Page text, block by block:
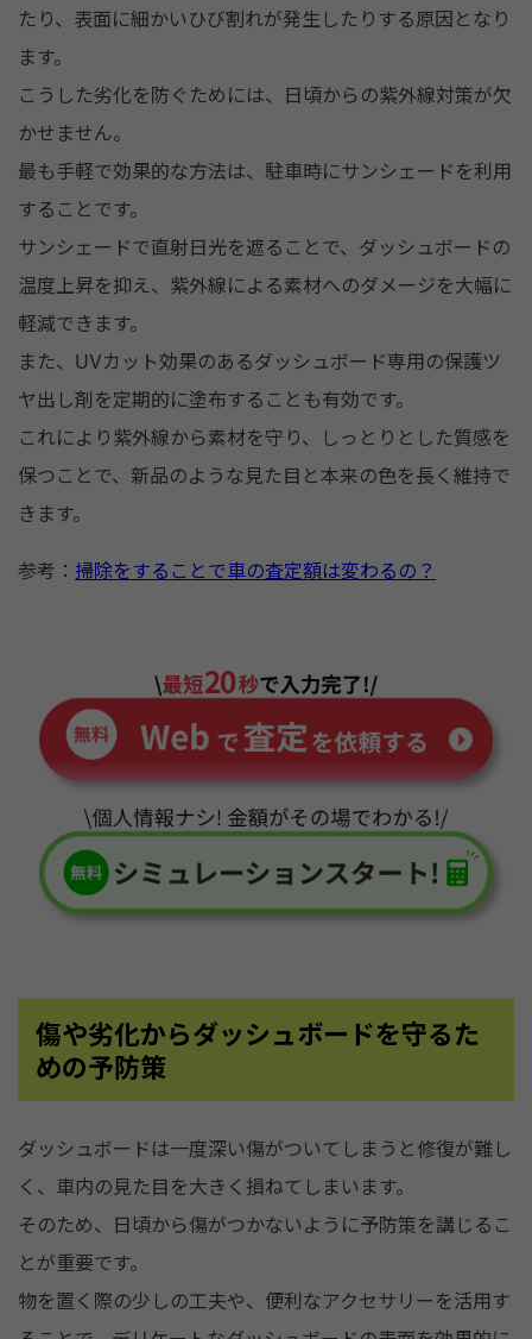
たり、表面に細かいひび割れが発生したりする原因となり
ます。
こうした劣化を防ぐためには、日頃からの紫外線対策が欠
かせません。
最も手軽で効果的な方法は、駐車時にサンシェードを利用
することです。
サンシェードで直射日光を遮ることで、ダッシュボードの
温度上昇を抑え、紫外線による素材へのダメージを大幅に
軽減できます。
また、UVカット効果のあるダッシュボード専用の保護ツ
ヤ出し剤を定期的に塗布することも有効です。
これにより紫外線から素材を守り、しっとりとした質感を
保つことで、新品のような見た目と本来の色を長く維持で
きます。
参考： 掃除をすることで車の査定額は変わるの？
傷や劣化からダッシュボードを守るた
めの予防策
ダッシュボードは一度深い傷がついてしまうと修復が難し
く、車内の見た目を大きく損ねてしまいます。
そのため、日頃から傷がつかないように予防策を講じるこ
とが重要です。
物を置く際の少しの工夫や、便利なアクセサリーを活用す